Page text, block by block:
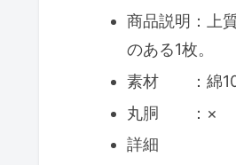
商品説明：上
のある1枚。
素材 ：綿
丸胴 ：×
詳細